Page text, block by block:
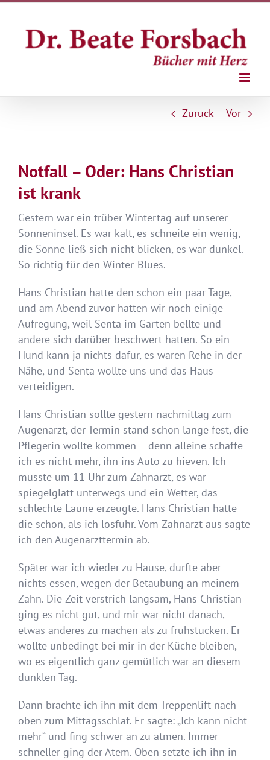
Zum
springen
Zurück Vor
Notfall – Oder: Hans Christian
ist krank
Gestern war ein trüber Wintertag auf unserer
Sonneninsel. Es war kalt, es schneite ein wenig,
die Sonne ließ sich nicht blicken, es war dunkel.
So richtig für den Winter-Blues.
Hans Christian hatte den schon ein paar Tage,
und am Abend zuvor hatten wir noch einige
Aufregung, weil Senta im Garten bellte und
andere sich darüber beschwert hatten. So ein
Hund kann ja nichts dafür, es waren Rehe in der
Nähe, und Senta wollte uns und das Haus
verteidigen.
Hans Christian sollte gestern nachmittag zum
Augenarzt, der Termin stand schon lange fest, die
Pflegerin wollte kommen – denn alleine schaffe
ich es nicht mehr, ihn ins Auto zu hieven. Ich
musste um 11 Uhr zum Zahnarzt, es war
spiegelglatt unterwegs und ein Wetter, das
schlechte Laune erzeugte. Hans Christian hatte
die schon, als ich losfuhr. Vom Zahnarzt aus sagte
ich den Augenarzttermin ab.
Später war ich wieder zu Hause, durfte aber
nichts essen, wegen der Betäubung an meinem
Zahn. Die Zeit verstrich langsam, Hans Christian
ging es nicht gut, und mir war nicht danach,
etwas anderes zu machen als zu frühstücken. Er
wollte unbedingt bei mir in der Küche bleiben,
wo es eigentlich ganz gemütlich war an diesem
dunklen Tag.
Dann brachte ich ihn mit dem Treppenlift nach
oben zum Mittagsschlaf. Er sagte: „Ich kann nicht
mehr“ und fing schwer an zu atmen. Immer
schneller ging der Atem. Oben setzte ich ihn in